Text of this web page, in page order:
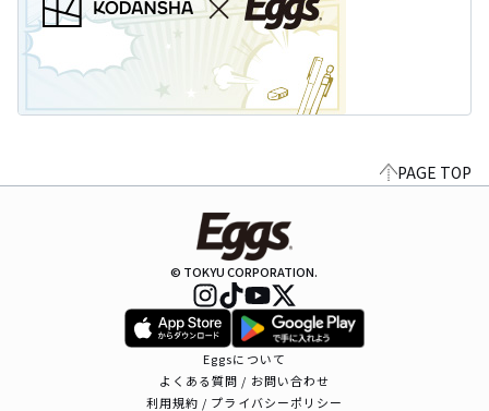
PAGE TOP
© TOKYU CORPORATION.
Eggsについて
よくある質問 / お問い合わせ
利用規約 / プライバシーポリシー